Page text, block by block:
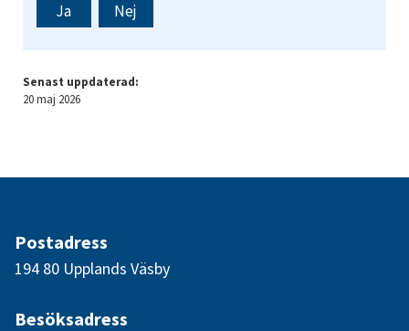
Ja Nej
Senast uppdaterad:
20 maj 2026
Postadress
194 80 Upplands Väsby
Besöksadress